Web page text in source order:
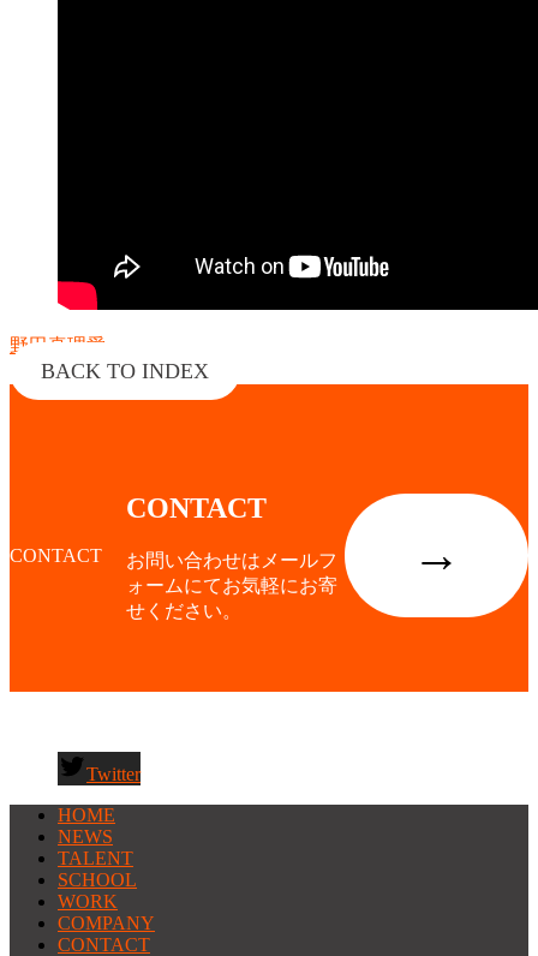
野田真理愛
BACK TO INDEX
CONTACT
CONTACT
お問い合わせはメールフ
ォームにてお気軽にお寄
せください。
→
Twitter
HOME
NEWS
TALENT
SCHOOL
WORK
COMPANY
CONTACT